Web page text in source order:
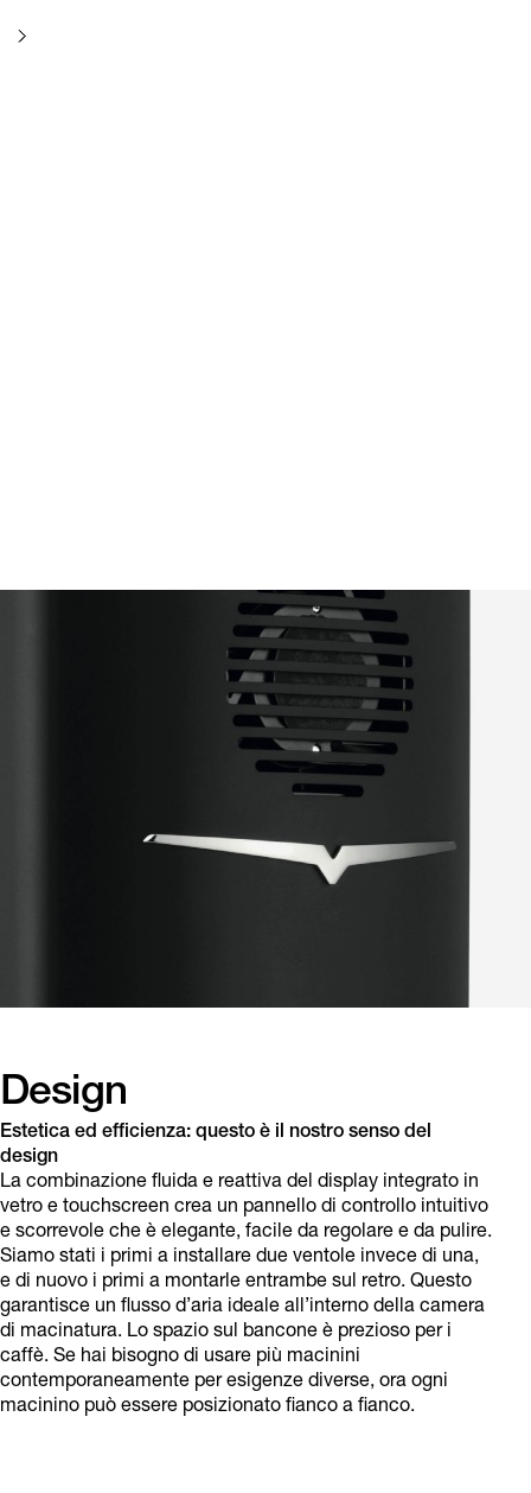
Design
Estetica ed efficienza: questo è il nostro senso del
design
La combinazione fluida e reattiva del display integrato in
vetro e touchscreen crea un pannello di controllo intuitivo
e scorrevole che è elegante, facile da regolare e da pulire.
Siamo stati i primi a installare due ventole invece di una,
e di nuovo i primi a montarle entrambe sul retro. Questo
garantisce un flusso d’aria ideale all’interno della camera
di macinatura. Lo spazio sul bancone è prezioso per i
caffè. Se hai bisogno di usare più macinini
contemporaneamente per esigenze diverse, ora ogni
macinino può essere posizionato fianco a fianco.